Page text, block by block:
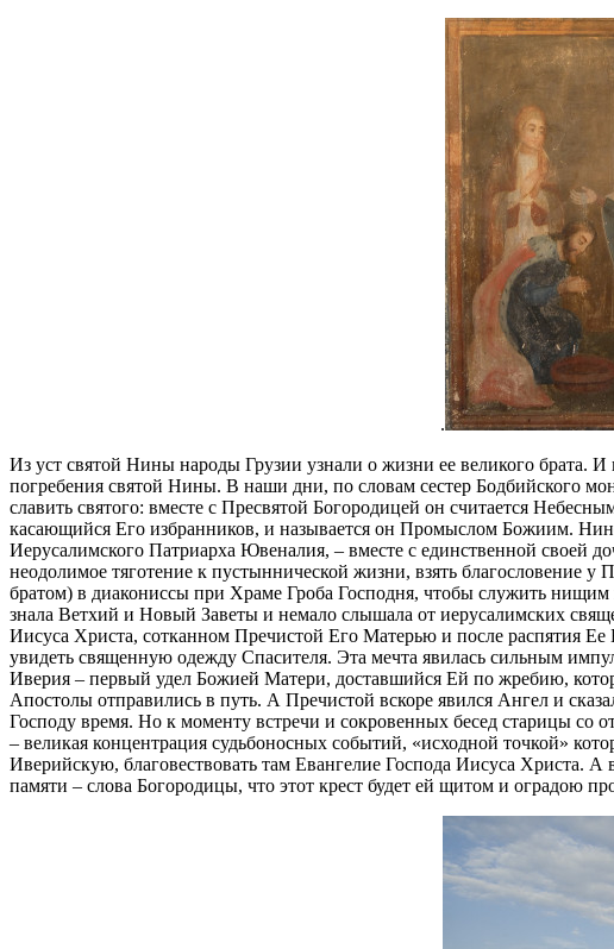
.
Из уст святой Нины народы Грузии узнали о жизни ее великого брата. И
погребения святой Нины. В наши дни, по словам сестер Бодбийского
славить святого: вместе с Пресвятой Богородицей он считается
касающийся Его избранников, и называется он Промыслом Божиим.
Иерусалимского Патриарха Ювеналия, – вместе с единственной своей
неодолимое тяготение к пустыннической жизни, взять благословение
братом) в диакониссы при Храме Гроба Господня, чтобы служить
знала Ветхий и Новый Заветы и немало слышала от иерусалимских
Иисуса Христа, сотканном Пречистой Его Матерью и после распятия
увидеть священную одежду Спасителя. Эта мечта явилась сильным
Иверия – первый удел Божией Матери, доставшийся Ей по жребию,
Апостолы отправились в путь. А Пречистой вскоре явился Ангел и
Господу время. Но к моменту встречи и сокровенных бесед старицы со
– великая концентрация судьбоносных событий, «исходной точкой»
Иверийскую, благовествовать там Евангелие Господа Иисуса Христа.
памяти – слова Богородицы, что этот крест будет ей щитом и оградою